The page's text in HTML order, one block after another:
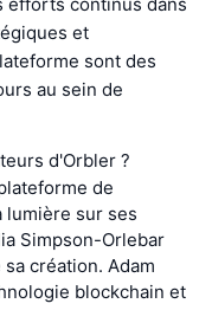
et
sont des
au sein de
d'Orbler ?
de
lumière sur ses
Simpson-Orlebar
création. Adam
blockchain et